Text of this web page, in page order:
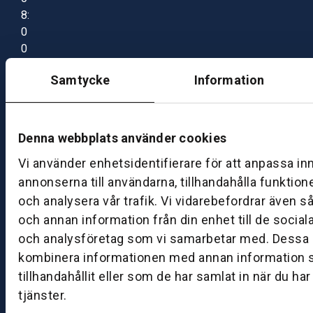
Samtycke Information
Denna webbplats använder cookies
Vi använder enhetsidentifierare för att anpassa
annonserna till användarna, tillhandahålla
och analysera vår trafik. Vi vidarebefordrar även
och annan information från din enhet till de
och analysföretag som vi samarbetar med. Dessa
kombinera informationen med annan information
tillhandahållit eller som de har samlat in när du
tjänster.
8:
0
0
7:
0
B
S
k
ö
v
d